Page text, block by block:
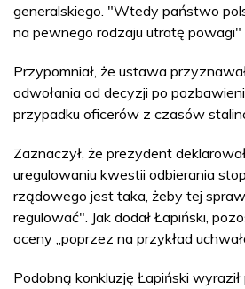
generalskiego. "Wtedy państwo
na pewnego rodzaju utratę powagi"
Przypomniał, że ustawa
odwołania od decyzji po
przypadku oficerów z czasów
Zaznaczył, że prezydent
uregulowaniu kwestii odbierania
rządowego jest taka, żeby tej
regulować". Jak dodał Łapiński,
oceny „poprzez na przykład
Podobną konkluzję Łapiński